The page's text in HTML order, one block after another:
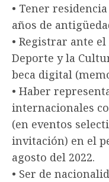
• Tener
años de
• Registrar ante
Deporte y la
beca digital
• Haber
internacionales
(en eventos
invitación) en el
agosto del 2022.
• Ser de